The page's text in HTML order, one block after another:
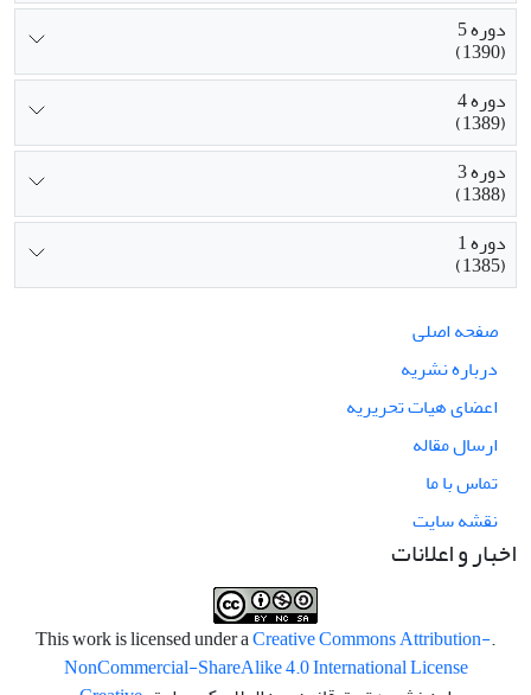
دوره 5
(1390)
دوره 4
(1389)
دوره 3
(1388)
دوره 1
(1385)
صفحه اصلی
درباره نشریه
اعضای هیات تحریریه
ارسال مقاله
تماس با ما
نقشه سایت
اخبار و اعلانات
.This work is licensed under a
Creative Commons Attribution-
NonCommercial-ShareAlike 4.0 International License